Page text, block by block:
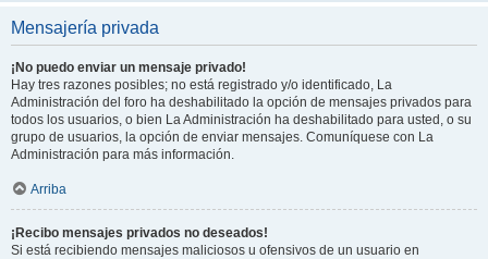
Mensajería privada
¡No puedo enviar un mensaje privado!
Hay tres razones posibles; no está registrado y/o identificado, La
Administración del foro ha deshabilitado la opción de mensajes privados para
todos los usuarios, o bien La Administración ha deshabilitado para usted, o su
grupo de usuarios, la opción de enviar mensajes. Comuníquese con La
Administración para más información.
Arriba
¡Recibo mensajes privados no deseados!
Si está recibiendo mensajes maliciosos u ofensivos de un usuario en